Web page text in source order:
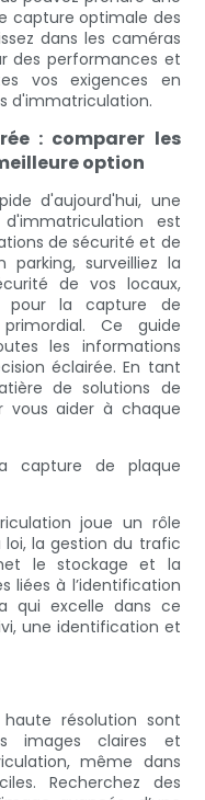
capture optimale des
dans les caméras
des performances et
vos exigences en
d'immatriculation.
: comparer les
option
d'aujourd'hui, une
est
de sécurité et de
parking, surveilliez la
de vos locaux,
pour la capture de
Ce guide
les informations
éclairée. En tant
de solutions de
vous aider à chaque
capture de plaque
joue un rôle
la gestion du trafic
le stockage et la
liées à l’identification
qui excelle dans ce
une identification et
résolution sont
images claires et
même dans
Recherchez des